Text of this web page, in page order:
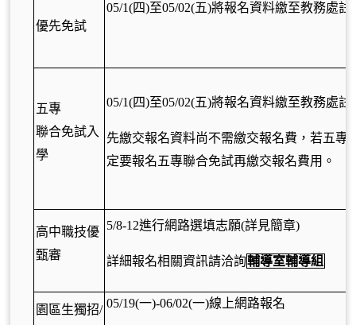
優先免試
05/1(四)至05/02(五)將報名資料繳至教務處註
五專
聯合免試入
學
05/1(四)至05/02(五)將報名資料繳至教務處註
先繳交報名資料尚不需繳交報名費，若五專
定要報名五專聯合免試再繳交報名費用。
高中職技優
甄審
5/8-12進行網路選填志願(詳見簡章)
詳細報名相關資訊請洽詢輔導室輔導組
園區生獨招/ 05/19(一)-06/02(一)線上網路報名